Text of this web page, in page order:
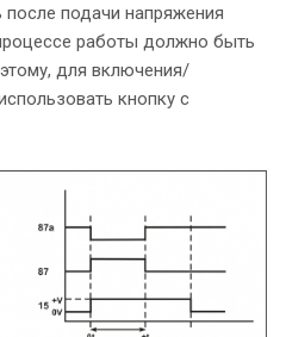
после подачи напряжения
работы должно быть
для включения/
кнопку с